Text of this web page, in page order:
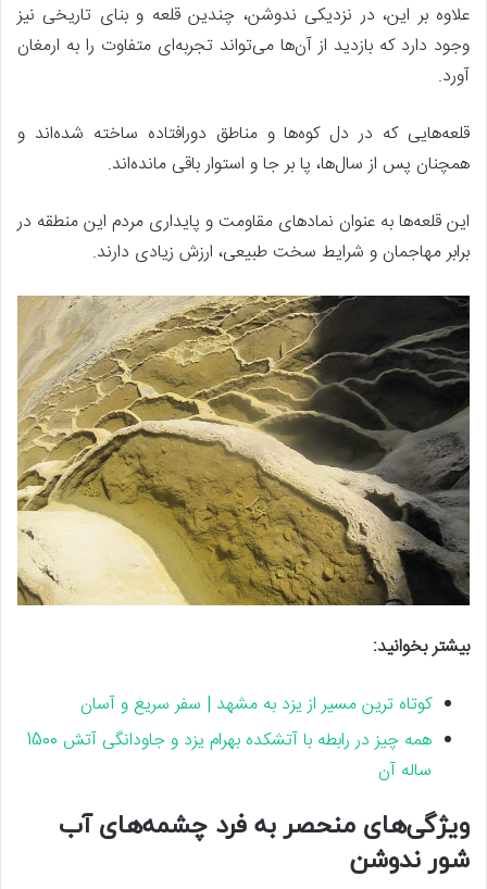
علاوه بر این، در نزدیکی ندوشن، چندین قلعه و بنای تاریخی نیز
وجود دارد که بازدید از آن‌ها می‌تواند تجربه‌ای متفاوت را به ارمغان
آورد.
قلعه‌هایی که در دل کوه‌ها و مناطق دورافتاده ساخته شده‌اند و
همچنان پس از سال‌ها، پا بر جا و استوار باقی مانده‌اند.
این قلعه‌ها به عنوان نمادهای مقاومت و پایداری مردم این منطقه در
برابر مهاجمان و شرایط سخت طبیعی، ارزش زیادی دارند.
بیشتر بخوانید:
کوتاه ترین مسیر از یزد به مشهد | سفر سریع و آسان
همه چیز در رابطه با آتشکده بهرام یزد و جاودانگی آتش 1500
ساله آن
ویژگی‌های منحصر به فرد چشمه‌های آب
شور ندوشن